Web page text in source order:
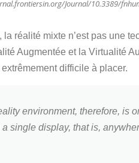
Journal/10.3389/
réalité mixte n’est pas une
Augmentée et la Virtualité
difficile à placer.
environment, therefore, is
single display, that is,